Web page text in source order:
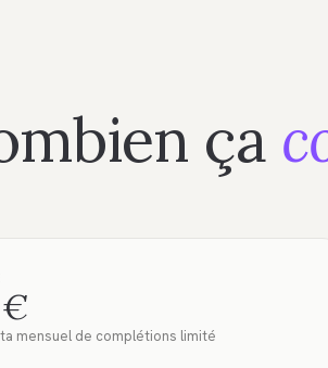
ça
mensuel de complétions limité